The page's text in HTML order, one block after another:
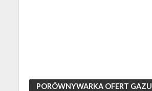
PORÓWNYWARKA OFERT GAZU